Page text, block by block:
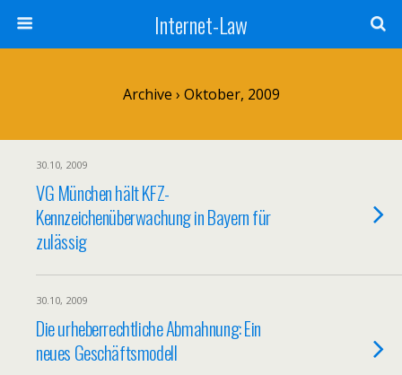
Internet-Law
Archive › Oktober, 2009
30.10, 2009
VG München hält KFZ-
Kennzeichenüberwachung in Bayern für
zulässig
30.10, 2009
Die urheberrechtliche Abmahnung: Ein
neues Geschäftsmodell